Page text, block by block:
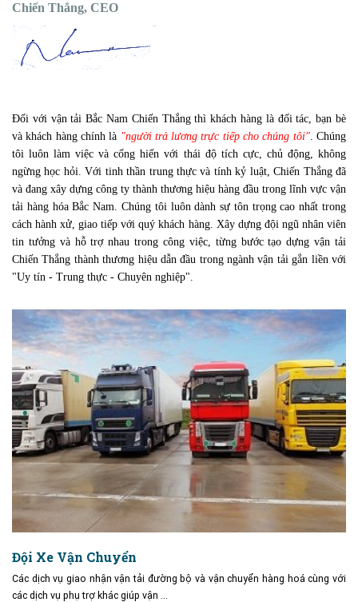
Chiến Thắng, CEO
Đối với vận tải Bắc Nam Chiến Thắng thì khách hàng là đối tác, bạn bè
và khách hàng chính là "người trả lương trực tiếp cho chúng tôi". Chúng
tôi luôn làm việc và cống hiến với thái độ tích cực, chủ động, không
ngừng học hỏi. Với tinh thần trung thực và tính kỷ luật, Chiến Thắng đã
và đang xây dựng công ty thành thương hiệu hàng đầu trong lĩnh vực vận
tải hàng hóa Bắc Nam. Chúng tôi luôn dành sự tôn trọng cao nhất trong
cách hành xử, giao tiếp với quý khách hàng. Xây dựng đội ngũ nhân viên
tin tưởng và hỗ trợ nhau trong công việc, từng bước tạo dựng vận tải
Chiến Thắng thành thương hiệu dẫn đầu trong ngành vận tải gắn liền với
"Uy tín - Trung thực - Chuyên nghiệp".
Đội Xe Vận Chuyển
Các dịch vụ giao nhận vận tải đường bộ và vận chuyển hàng hoá cùng với
các dịch vụ phụ trợ khác giúp vận …